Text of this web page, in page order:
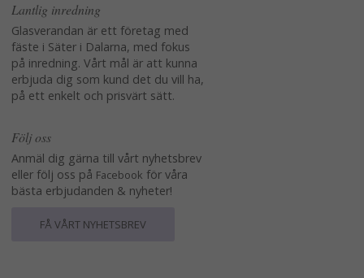
Lantlig inredning
Glasverandan är ett företag med
fäste i Säter i Dalarna, med fokus
på inredning. Vårt mål är att kunna
erbjuda dig som kund det du vill ha,
på ett enkelt och prisvärt sätt.
Följ oss
Anmäl dig gärna till vårt nyhetsbrev
eller följ oss på Facebook för våra
bästa erbjudanden & nyheter!
FÅ VÅRT NYHETSBREV